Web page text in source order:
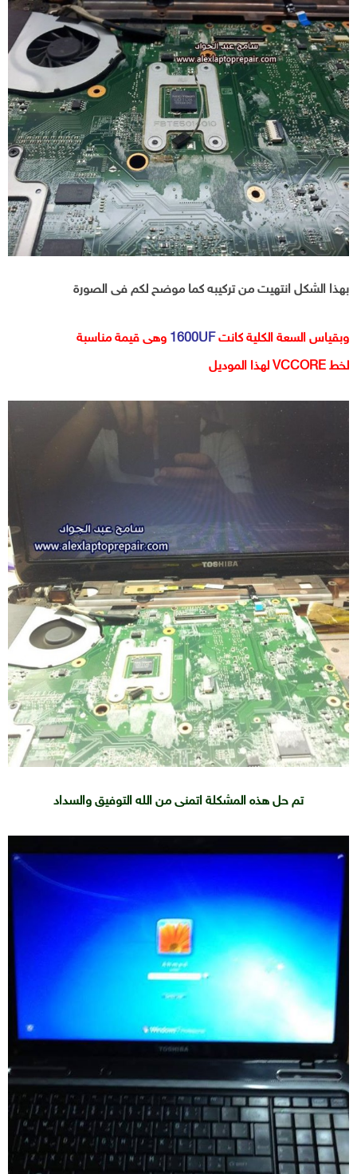
بهذا الشكل انتهيت من تركيبه كما موضح لكم فى الصورة
وبقياس السعة الكلية كانت 1600UF وهى قيمة مناسبة
لخط VCCORE لهذا الموديل
تم حل هذه المشكلة اتمنى من الله التوفيق والسداد